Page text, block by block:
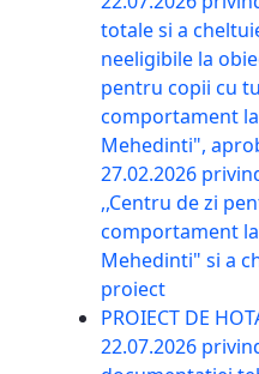
totale si a
neeligibile la
pentru copii cu
comportament
Mehedinti",
27.02.2026
,,Centru de zi
comportament
Mehedinti" si a
proiect
PROIECT DE
22.07.2026